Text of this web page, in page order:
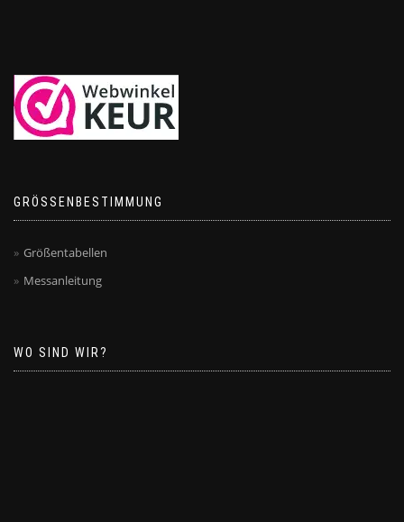
GRÖSSENBESTIMMUNG
Größentabellen
Messanleitung
WO SIND WIR?